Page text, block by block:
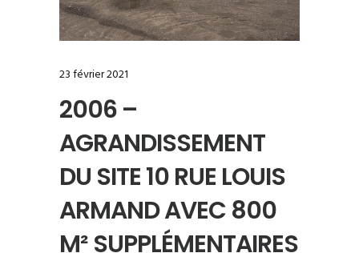
23 février 2021
2006 –
AGRANDISSEMENT
DU SITE 10 RUE LOUIS
ARMAND AVEC 800
M² SUPPLÉMENTAIRES